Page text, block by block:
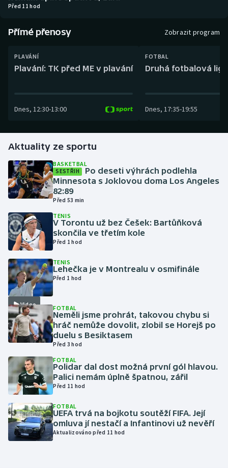
Boby a skeleton
Box
Curling
Golf
Gymnastika
Házená
Jezdectví
Judo
Krasobruslení
Lezení
Lyže a snowboard
Moderní pětiboj
Motorsport
Olympijské hry
Parasport
Plavání
AZ kvíz
Před 11 hod
Přímé přenosy Zobrazit program
PLAVÁNÍ
Plavání: TK před ME v plavání
Dnes, 12:30-13:00
FOTBAL
Druhá fotbalová
Dnes, 17:35-19:55
Aktuality ze sportu
BASKETBAL
SESTŘIH
Po deseti výhrách podlehla
Minnesota s Joklovou doma Los Angeles
82:89
Před 53 min
TENIS
V Torontu už bez Češek: Bartůňková
skončila ve třetím kole
Před 1 hod
Video
TENIS
Lehečka je v Montrealu v osmifinále
Před 1 hod
FOTBAL
Neměli jsme prohrát, takovou chybu si
hráč nemůže dovolit, zlobil se Horejš po
duelu s Besiktasem
Před 3 hod
FOTBAL
Polidar dal dost možná první gól hlavou.
Palici nemám úplně špatnou, zářil
Před 11 hod
FOTBAL
UEFA trvá na bojkotu soutěží FIFA. Její
omluva jí nestačí a Infantinovi už nevěří
Aktualizováno před 11 hod